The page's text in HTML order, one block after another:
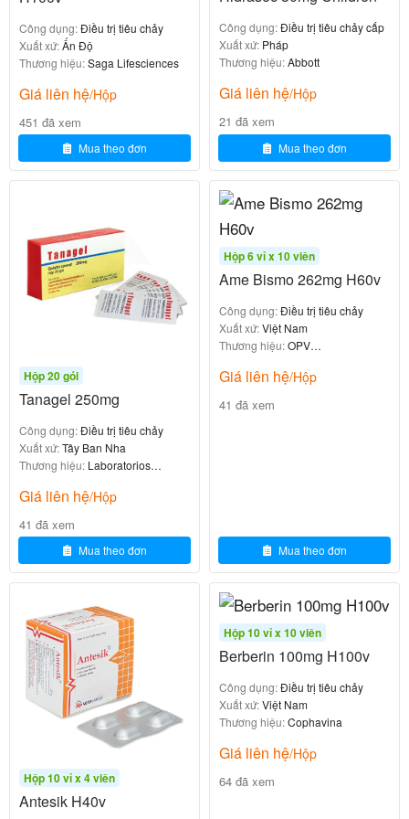
Cách Dùng
Thuốc Zentosin 1g được bào chế dưới dạng bột, dùng
đường uống
. Để đạt hiệu quả tốt nhất, bạn nên:
Pha bột thuốc với nước đun sôi để nguội, sữa hoặc
nước hoa quả.
Khuấy đều cho đến khi bột tan hoàn toàn.
Uống ngay sau khi pha, không để quá lâu ngoài
không khí để tránh làm giảm số lượng lợi khuẩn
sống.
Nên dùng thuốc sau bữa ăn khoảng 30 phút
Đối tượng
Liều dùng tham khảo
Người lớn
1 gói (1g) × 3-4 lần/ngày
Trẻ em
Lưu ý:Trẻ sơ sinh và trẻ nhỏ cần được tư vấn cụ thể
từ bác sĩ hoặc dược sĩ trước khi sử dụng.
Tác Dụng Phụ Của Thuốc
Nhìn chung, Zentosin 1g được đánh giá là thuốclành
tính, an toàn
và có rất ít tác dụng phụ. Một số trường
hợp hiếm gặp có thể bao gồm:
Rối loạn tiêu hóa nhẹ:
Đầy hơi, chướng bụng.
Triệu chứng này thường chỉ thoáng qua trong vài
ngày đầu sử dụng do cơ thể thích nghi với nguồn
lợi khuẩn mới.
Công dụng:Điều trị tiêu chảy
Xuất xứ:Ấn Độ
Thương hiệu:Saga Lifesciences
Giá liên hệ/Hộp
451 đã xem
Mua theo đơn
Công dụng:Điều trị tiêu chảy cấp
Xuất xứ: Pháp
Thương hiệu:Abbott
Giá liên hệ/Hộp
21 đã xem
Mua theo đơn
Hộp 20 gói
Tanagel 250mg
Công dụng:Điều trị tiêu chảy
Xuất xứ:Tây Ban Nha
Thương hiệu: Laboratorios
Giá liên hệ/Hộp
41 đã xem
Mua theo đơn
Hộp 6 vỉ x 10 viên
Ame Bismo 262mg H60v
Công dụng:Điều trị tiêu chảy
Xuất xứ:Việt Nam
Thương hiệu:OPV
Giá liên hệ/Hộp
41 đã xem
Mua theo đơn
Hộp 10 vỉ x 4 viên
Antesik H40v
Hộp 10 vỉ x 10 viên
Berberin 100mg H100v
Công dụng:Điều trị tiêu chảy
Xuất xứ:Việt Nam
Thương hiệu:Cophavina
Giá liên hệ/Hộp
64 đã xem